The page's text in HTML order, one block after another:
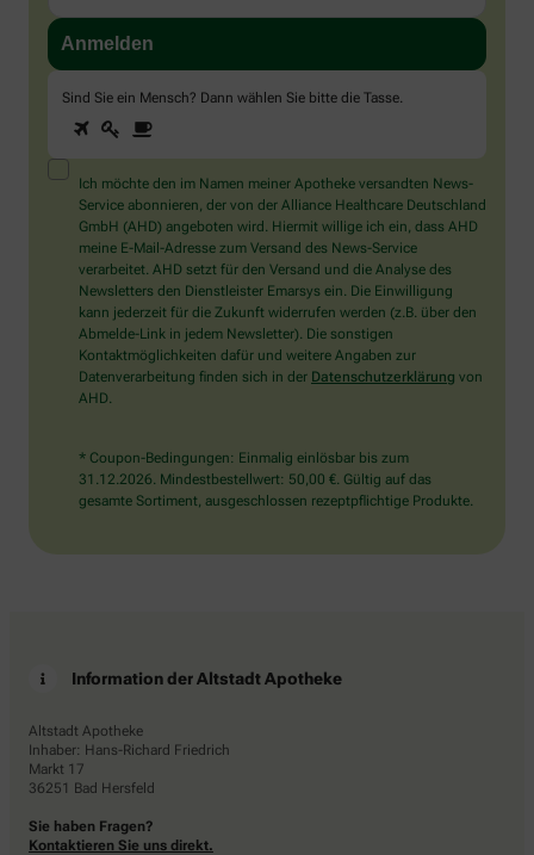
Sind Sie ein Mensch? Dann wählen Sie bitte die Tasse.
Sind
Sie
ein
Mensch?
Dann
wählen
Sie
bitte
die
Tasse.
1 2
Ich möchte den im Namen meiner Apotheke versandten News-
Service abonnieren, der von der Alliance Healthcare Deutschland
GmbH (AHD) angeboten wird. Hiermit willige ich ein, dass AHD
meine E-Mail-Adresse zum Versand des News-Service
verarbeitet. AHD setzt für den Versand und die Analyse des
Newsletters den Dienstleister Emarsys ein. Die Einwilligung
kann jederzeit für die Zukunft widerrufen werden (z.B. über den
Abmelde-Link in jedem Newsletter). Die sonstigen
Kontaktmöglichkeiten dafür und weitere Angaben zur
Datenverarbeitung finden sich in der Datenschutzerklärung von
AHD.
* Coupon-Bedingungen: Einmalig einlösbar bis zum
31.12.2026. Mindestbestellwert: 50,00 €. Gültig auf das
gesamte Sortiment, ausgeschlossen rezeptpflichtige Produkte.
Information der Altstadt Apotheke
Altstadt Apotheke
Inhaber: Hans-Richard Friedrich
Markt 17
36251 Bad Hersfeld
Sie haben Fragen?
Kontaktieren Sie uns direkt.